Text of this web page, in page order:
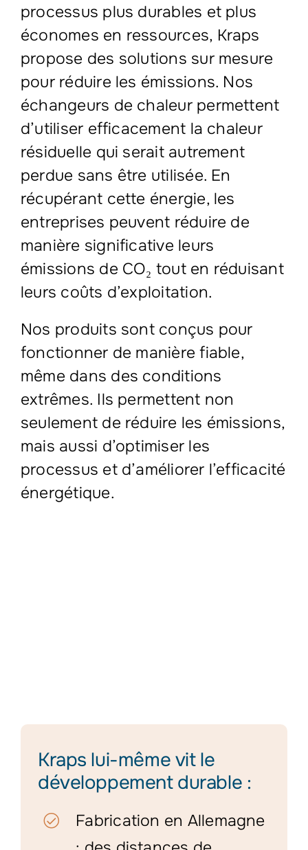
processus plus durables et plus
économes en ressources, Kraps
propose des solutions sur mesure
pour réduire les émissions. Nos
échangeurs de chaleur permettent
d’utiliser efficacement la chaleur
résiduelle qui serait autrement
perdue sans être utilisée. En
récupérant cette énergie, les
entreprises peuvent réduire de
manière significative leurs
émissions de CO₂ tout en réduisant
leurs coûts d’exploitation.
Nos produits sont conçus pour
fonctionner de manière fiable,
même dans des conditions
extrêmes. Ils permettent non
seulement de réduire les émissions,
mais aussi d’optimiser les
processus et d’améliorer l’efficacité
énergétique.
Kraps lui-même vit le
développement durable :
Fabrication en Allemagne